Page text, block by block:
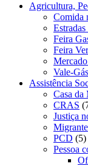
Agricultura,
Comida
Feira
Feira
Vale-Gás
Assistência
Casa da
CRAS
Justiça
Migrante
PCD (5)
Pessoa